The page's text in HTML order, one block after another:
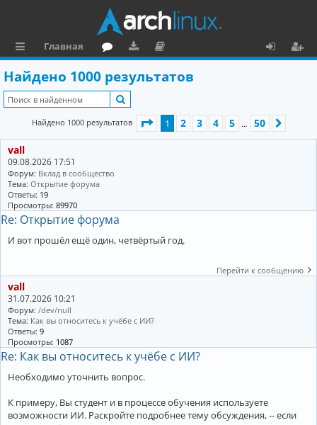
ы
л
и
Главная
ру
м
ру
зк
е
я
Найдено 1000 результатов
Найдено 1000 результатов Страница из50
1 2 3 4 5 … 50
vall
09.08.2026 17:51
Форум: Вклад в сообщество
Тема: Открытие форума
Ответы: 19
Просмотры: 89970
Re: Открытие форума
И вот прошёл ещё один, четвёртый год.
Перейти к сообщению
vall
31.07.2026 10:21
Форум: /dev/null
Тема: Как вы относитесь к учёбе с ИИ?
Ответы: 9
Просмотры: 1087
Re: Как вы относитесь к учёбе с ИИ?
Необходимо уточнить вопрос.
К примеру, Вы студент и в процессе обучения используете
возможности ИИ. Раскройте подробнее тему обсуждения, -- если